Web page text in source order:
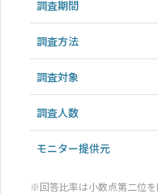
調査期間
調査方法
調査対象
調査人数
モニター提供元
※回答比率は小数点第二位